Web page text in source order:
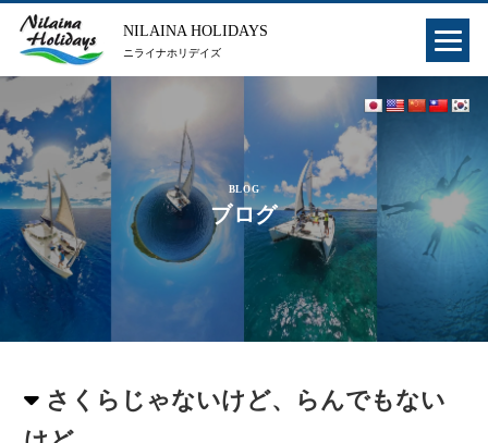
NILAINA HOLIDAYS
ニライナホリデイズ
BLOG
ブログ
さくらじゃないけど、らんでもない